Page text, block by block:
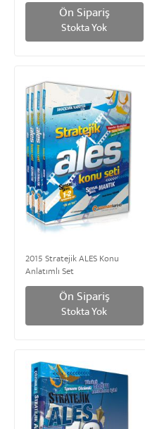
Ön Sipariş
Stokta Yok
2015 Stratejik ALES Konu
Anlatımlı Set
Ön Sipariş
Stokta Yok